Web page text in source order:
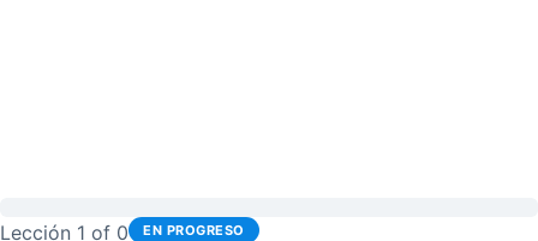
Lección 1 of 0 EN PROGRESO